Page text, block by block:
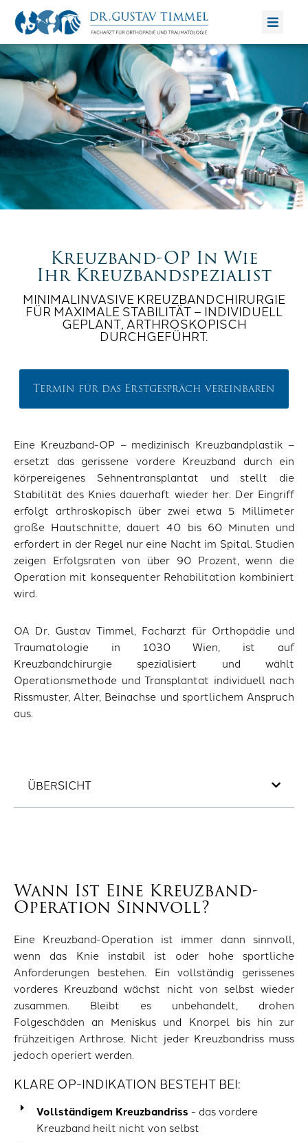
Zum
Inhalt
springen
Kreuzband-OP In Wie
Ihr Kreuzbandspezialist
MINIMALINVASIVE KREUZBANDCHIRURGIE
FÜR MAXIMALE STABILITÄT – INDIVIDUELL
GEPLANT, ARTHROSKOPISCH
DURCHGEFÜHRT.
Termin für das Erstgespräch vereinbaren
Eine Kreuzband-OP – medizinisch Kreuzbandplastik –
ersetzt das gerissene vordere Kreuzband durch ein
körpereigenes Sehnentransplantat und stellt die
Stabilität des Knies dauerhaft wieder her. Der Eingriff
erfolgt arthroskopisch über zwei etwa 5 Millimeter
große Hautschnitte, dauert 40 bis 60 Minuten und
erfordert in der Regel nur eine Nacht im Spital. Studien
zeigen Erfolgsraten von über 90 Prozent, wenn die
Operation mit konsequenter Rehabilitation kombiniert
wird.
OA Dr. Gustav Timmel, Facharzt für Orthopädie und
Traumatologie in 1030 Wien, ist auf
Kreuzbandchirurgie spezialisiert und wählt
Operationsmethode und Transplantat individuell nach
Rissmuster, Alter, Beinachse und sportlichem Anspruch
aus.
ÜBERSICHT
Wann Ist Eine Kreuzband-
Operation Sinnvoll?
Eine Kreuzband-Operation ist immer dann sinnvoll,
wenn das Knie instabil ist oder hohe sportliche
Anforderungen bestehen. Ein vollständig gerissenes
vorderes Kreuzband wächst nicht von selbst wieder
zusammen. Bleibt es unbehandelt, drohen
Folgeschäden an Meniskus und Knorpel bis hin zur
frühzeitigen Arthrose. Nicht jeder Kreuzbandriss muss
jedoch operiert werden.
KLARE OP-INDIKATION BESTEHT BEI:
Vollständigem Kreuzbandriss - das vordere
Kreuzband heilt nicht von selbst